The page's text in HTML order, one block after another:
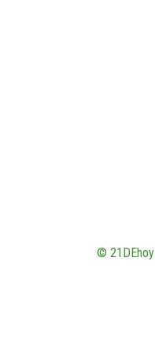
© 21DEhoy